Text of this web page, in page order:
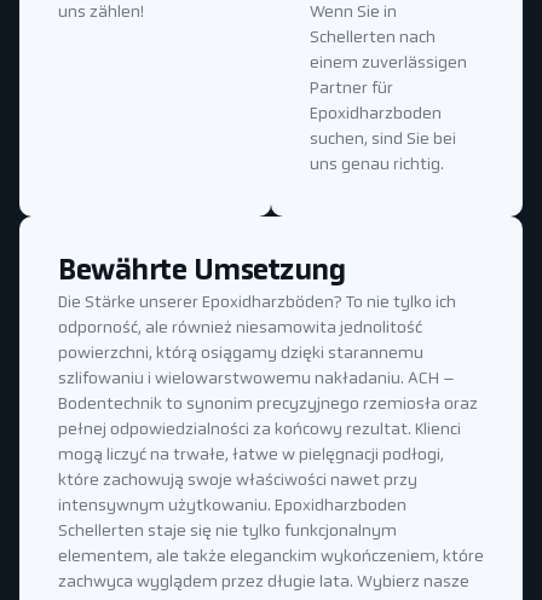
Wenn Sie in
Schellerten nach
einem zuverlässigen
Partner für
Epoxidharzboden
suchen, sind Sie bei
uns genau richtig.
uns zählen!
Bewährte Umsetzung
Die Stärke unserer Epoxidharzböden? To nie tylko ich
odporność, ale również niesamowita jednolitość
powierzchni, którą osiągamy dzięki starannemu
szlifowaniu i wielowarstwowemu nakładaniu. ACH –
Bodentechnik to synonim precyzyjnego rzemiosła oraz
pełnej odpowiedzialności za końcowy rezultat. Klienci
mogą liczyć na trwałe, łatwe w pielęgnacji podłogi,
które zachowują swoje właściwości nawet przy
intensywnym użytkowaniu. Epoxidharzboden
Schellerten staje się nie tylko funkcjonalnym
elementem, ale także eleganckim wykończeniem, które
zachwyca wyglądem przez długie lata. Wybierz nasze